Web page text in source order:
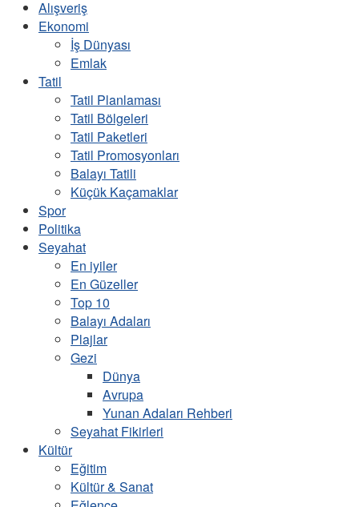
Alışveriş
Ekonomi
İş Dünyası
Emlak
Tatil
Tatil Planlaması
Tatil Bölgeleri
Tatil Paketleri
Tatil Promosyonları
Balayı Tatili
Küçük Kaçamaklar
Spor
Politika
Seyahat
En iyiler
En Güzeller
Top 10
Balayı Adaları
Plajlar
Gezi
Dünya
Avrupa
Yunan Adaları Rehberi
Seyahat Fikirleri
Kültür
Eğitim
Kültür & Sanat